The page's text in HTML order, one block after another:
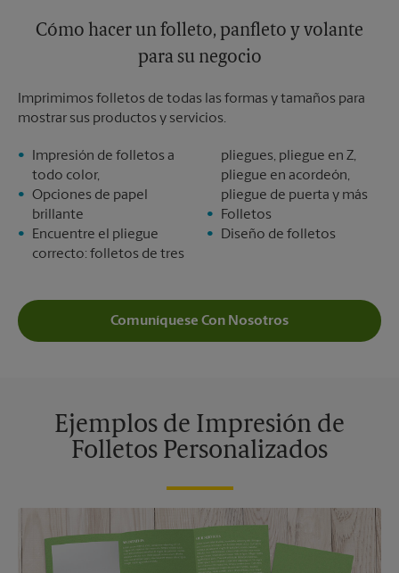
Cómo hacer un folleto, panfleto y volante
para su negocio
Imprimimos folletos de todas las formas y tamaños para
mostrar sus productos y servicios.
Impresión de folletos a
todo color,
Opciones de papel
brillante
Encuentre el pliegue
correcto: folletos de tres
pliegues, pliegue en Z,
pliegue en acordeón,
pliegue de puerta y más
Folletos
Diseño de folletos
Comuníquese Con Nosotros
Ejemplos de Impresión de
Folletos Personalizados